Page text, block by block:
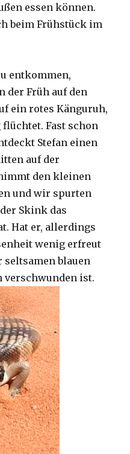
essen können.
beim Frühstück im
entkommen,
der Früh auf den
ein rotes Känguruh,
flüchtet. Fast schon
Stefan einen
auf der
den kleinen
und wir spurten
Skink das
Hat er, allerdings
wenig erfreut
blauen
verschwunden ist.